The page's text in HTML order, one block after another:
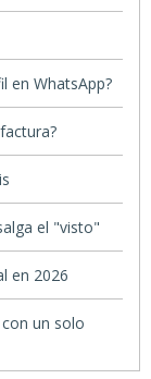
en WhatsApp?
el "visto"
en 2026
un solo